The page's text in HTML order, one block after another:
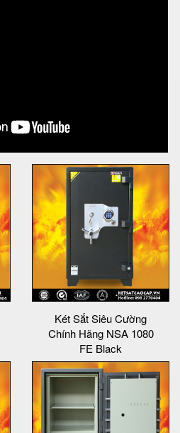
Két Sắt Siêu Cường
Chính Hãng NSA 1080
FE Black